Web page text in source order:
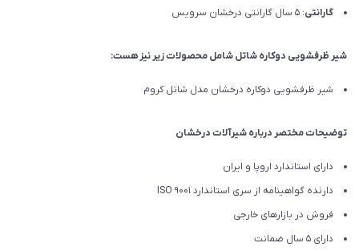
گارانتی: 5 سال گارانتی درخشان سرویس
شیر ظرفشویی دوکاره شاتل شامل محصولات زیر نیز هست:
شیر ظرفشویی دوکاره درخشان مدل شاتل کروم
توضیحات مختصر درباره شیرآلات درخشان
دارای استاندارد اروپا و ایران
دارنده گواهینامه از سری استاندارد ISO 9001
فروش در بازارهای خارجی
دارای 5 سال ضمانت